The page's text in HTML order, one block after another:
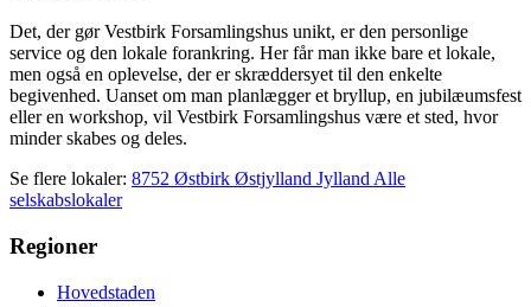
Det, der gør Vestbirk Forsamlingshus unikt, er den personlige
service og den lokale forankring. Her får man ikke bare et lokale,
men også en oplevelse, der er skræddersyet til den enkelte
begivenhed. Uanset om man planlægger et bryllup, en jubilæumsfest
eller en workshop, vil Vestbirk Forsamlingshus være et sted, hvor
minder skabes og deles.
Se flere lokaler: 8752 Østbirk Østjylland Jylland Alle
selskabslokaler
Regioner
Hovedstaden